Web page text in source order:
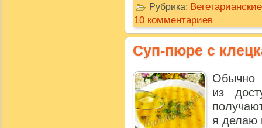
Рубрика:
10 комментариев
Суп-пюре с
Обычно
из
я делаю